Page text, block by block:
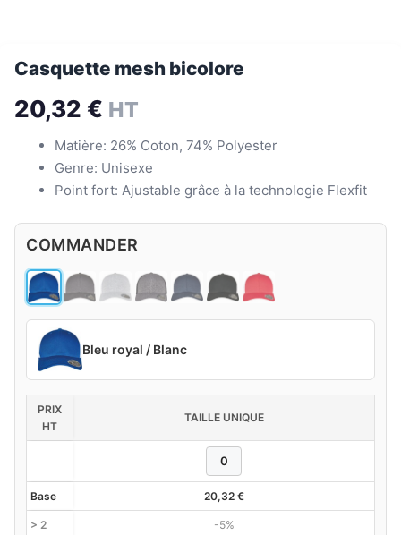
Casquette mesh bicolore
20,32 € HT
Matière: 26% Coton, 74% Polyester
Genre: Unisexe
Point fort: Ajustable grâce à la technologie Flexfit
COMMANDER
Bleu royal / Blanc
PRIX
HT
TAILLE UNIQUE
Base 20,32 €
> 2 -5%